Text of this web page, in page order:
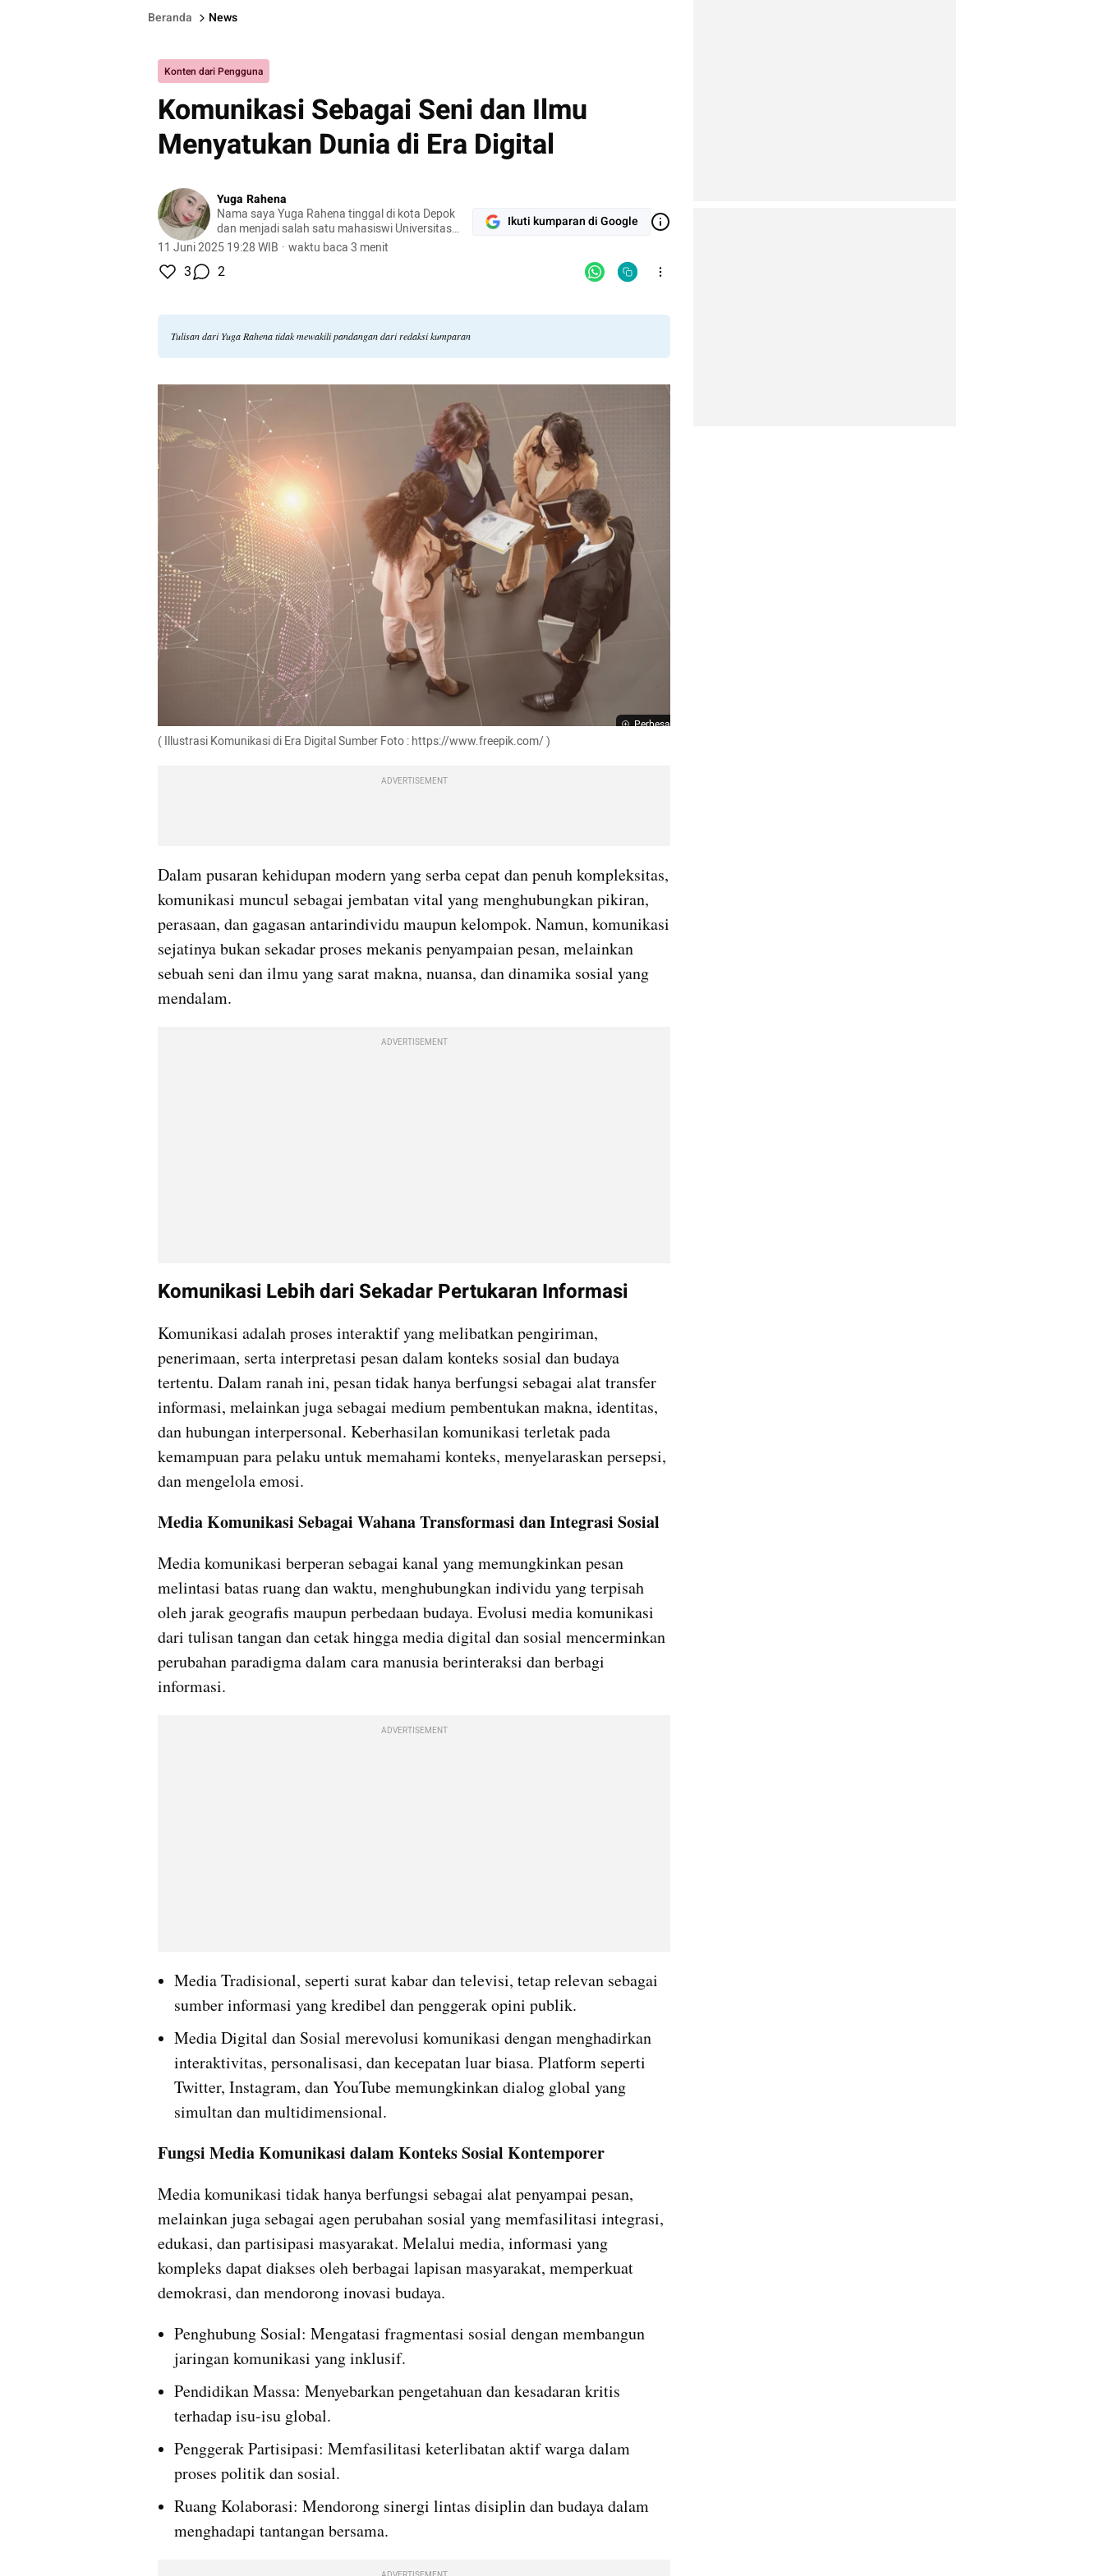
Beranda News
Konten dari Pengguna
Komunikasi Sebagai Seni dan Ilmu
Menyatukan Dunia di Era Digital
Yuga Rahena
Nama saya Yuga Rahena tinggal di kota Depok
dan menjadi salah satu mahasiswi Universitas
Pamulang semester 2 dengan jurusan Ilmu
11 Juni 2025 19:28 WIB · waktu baca 3 menit
Ikuti kumparan di Google
3 2
Tulisan dari Yuga Rahena tidak mewakili pandangan dari redaksi kumparan
Perbesar
( Illustrasi Komunikasi di Era Digital Sumber Foto : https://www.freepik.com/ )
ADVERTISEMENT
Dalam pusaran kehidupan modern yang serba cepat dan penuh kompleksitas,
komunikasi muncul sebagai jembatan vital yang menghubungkan pikiran,
perasaan, dan gagasan antarindividu maupun kelompok. Namun, komunikasi
sejatinya bukan sekadar proses mekanis penyampaian pesan, melainkan
sebuah seni dan ilmu yang sarat makna, nuansa, dan dinamika sosial yang
mendalam.
ADVERTISEMENT
Komunikasi Lebih dari Sekadar Pertukaran Informasi
Komunikasi adalah proses interaktif yang melibatkan pengiriman,
penerimaan, serta interpretasi pesan dalam konteks sosial dan budaya
tertentu. Dalam ranah ini, pesan tidak hanya berfungsi sebagai alat transfer
informasi, melainkan juga sebagai medium pembentukan makna, identitas,
dan hubungan interpersonal. Keberhasilan komunikasi terletak pada
kemampuan para pelaku untuk memahami konteks, menyelaraskan persepsi,
dan mengelola emosi.
Media Komunikasi Sebagai Wahana Transformasi dan Integrasi Sosial
Media komunikasi berperan sebagai kanal yang memungkinkan pesan
melintasi batas ruang dan waktu, menghubungkan individu yang terpisah
oleh jarak geografis maupun perbedaan budaya. Evolusi media komunikasi
dari tulisan tangan dan cetak hingga media digital dan sosial mencerminkan
perubahan paradigma dalam cara manusia berinteraksi dan berbagi
informasi.
ADVERTISEMENT
Media Tradisional, seperti surat kabar dan televisi, tetap relevan sebagai
sumber informasi yang kredibel dan penggerak opini publik.
Media Digital dan Sosial merevolusi komunikasi dengan menghadirkan
interaktivitas, personalisasi, dan kecepatan luar biasa. Platform seperti
Twitter, Instagram, dan YouTube memungkinkan dialog global yang
simultan dan multidimensional.
Fungsi Media Komunikasi dalam Konteks Sosial Kontemporer
Media komunikasi tidak hanya berfungsi sebagai alat penyampai pesan,
melainkan juga sebagai agen perubahan sosial yang memfasilitasi integrasi,
edukasi, dan partisipasi masyarakat. Melalui media, informasi yang
kompleks dapat diakses oleh berbagai lapisan masyarakat, memperkuat
demokrasi, dan mendorong inovasi budaya.
Penghubung Sosial: Mengatasi fragmentasi sosial dengan membangun
jaringan komunikasi yang inklusif.
Pendidikan Massa: Menyebarkan pengetahuan dan kesadaran kritis
terhadap isu-isu global.
Penggerak Partisipasi: Memfasilitasi keterlibatan aktif warga dalam
proses politik dan sosial.
Ruang Kolaborasi: Mendorong sinergi lintas disiplin dan budaya dalam
menghadapi tantangan bersama.